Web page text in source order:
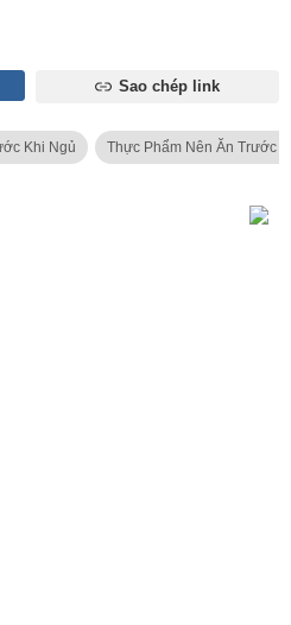
Sao chép link
Khi Ngủ Thực Phẩm Nên Ăn Trước